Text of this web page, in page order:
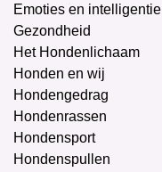
Emoties en intelligentie
Gezondheid
Het Hondenlichaam
Honden en wij
Hondengedrag
Hondenrassen
Hondensport
Hondenspullen